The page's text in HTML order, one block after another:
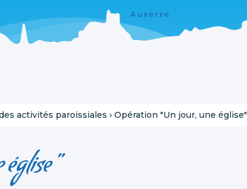
activités paroissiales › Opération "Un jour, une église"